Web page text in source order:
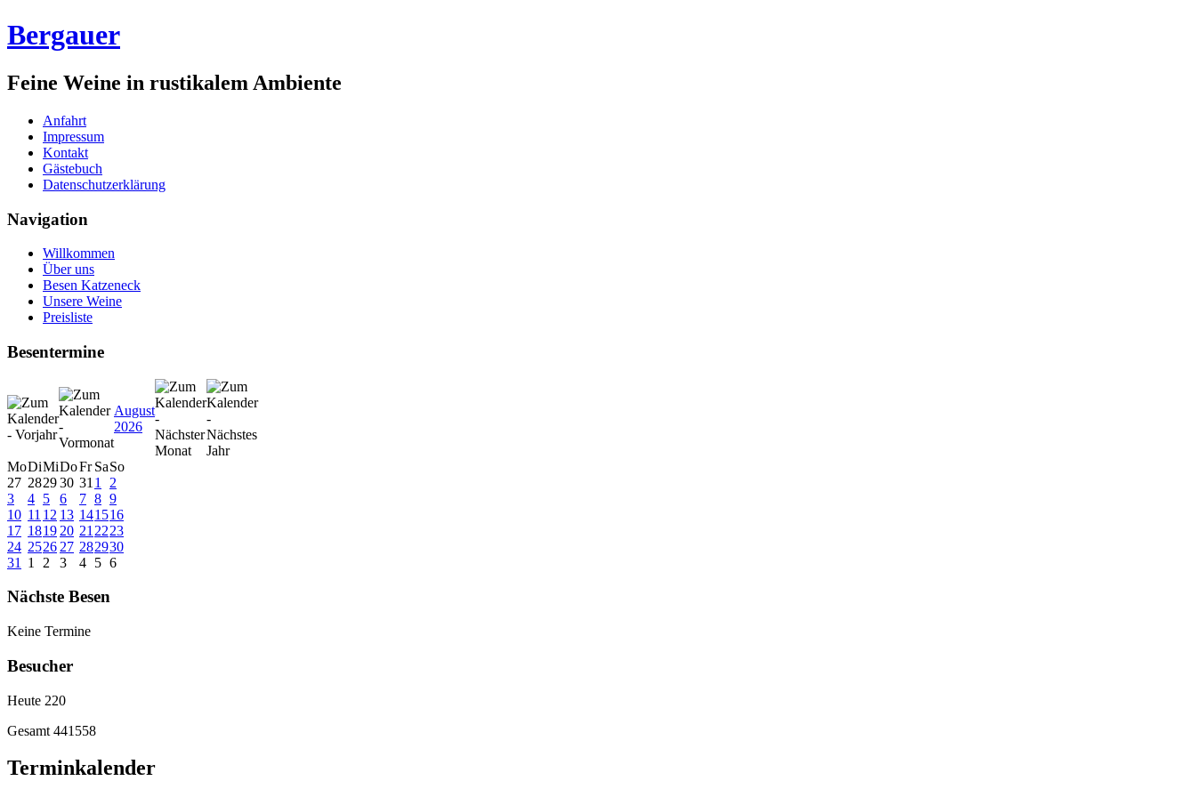
Bergauer
Feine Weine in rustikalem Ambiente
Anfahrt
Impressum
Kontakt
Gästebuch
Datenschutzerklärung
Navigation
Willkommen
Über uns
Besen Katzeneck
Unsere Weine
Preisliste
Besentermine
August
2026
MoDiMiDoFr SaSo
27 282930 31 1
2
3
4 5 6 7 8 9
10 11 12 13 141516
17 1819 20 21 2223
24 2526 27 282930
31
1 2 3 4 5 6
Nächste Besen
Keine Termine
Besucher
Heute 220
Gesamt 441558
Terminkalender